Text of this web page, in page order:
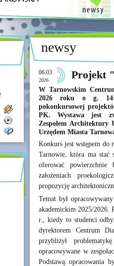
newsy
06.03
2026 Projekt
W Tarnowskim
2026 roku o g.
pokonkursowej
PK. Wystawa jest
Zespołem Architektury
Urzędem Miasta
Konkurs jest wstępem do
Tarnowie, która ma stać
oferować powierzchnie
założeniach
propozycję
Temat był
akademickim 2025/2026.
r., kiedy to studenci
dyrektorem Centrum
przybliżył
opracowywane w
Podstawą opracowania